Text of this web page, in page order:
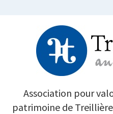
TREILLIÈRES
Association pour
patrimoine de